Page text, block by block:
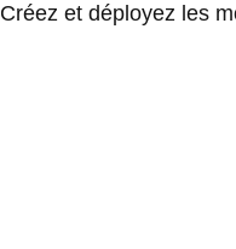
Créez et déployez les